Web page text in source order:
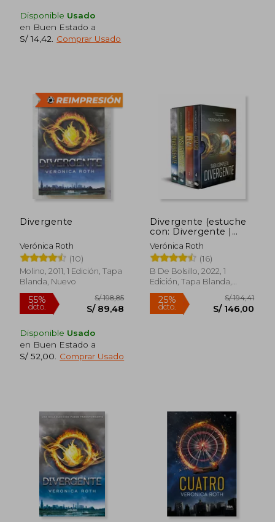
55%
dcto. S/ 83,91
Disponible Usado
en Buen Estado a
S/ 14,42
Comprar Usado
55%
dcto.
Divergente
Verónica Roth
(10)
Molino, 2011, 1 Edición, Tapa
Blanda, Nuevo
55%
Disponible Usado
en Buen Estado a
S/ 52,00
Comprar Usado
Divergente (estuche
con: Divergente |
Insurgente | Leal |
Cuatro)
Verónica Roth
(16)
B De Bolsillo, 2022, 1
Edición, Tapa Blanda,
Nuevo
25%